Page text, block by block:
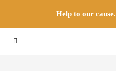
Help to our cause.